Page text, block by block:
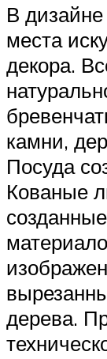
В дизайне
места
декора.
камни,
Посуда
Кованые
дерева.